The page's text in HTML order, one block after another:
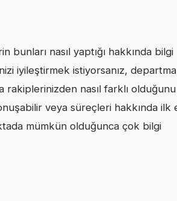
nasıl yaptığı hakkında bilgi
iyileştirmek istiyorsanız,
rakiplerinizden nasıl farklı olduğunu
veya süreçleri hakkında ilk
mümkün olduğunca çok bilgi